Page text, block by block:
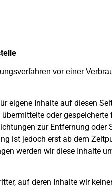
vor einer
eigene Inhalte auf diesen
oder
zur Entfernung
ist jedoch erst ab dem
werden wir diese Inhalte
auf deren Inhalte wir